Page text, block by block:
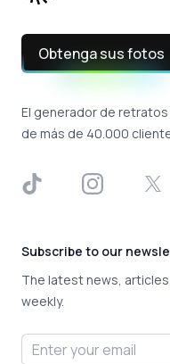
Obtenga sus fotos
El generador de retratos
de más de 40.000
TikTok InstagramX
Subscribe to our
The latest news,
weekly.
Email address